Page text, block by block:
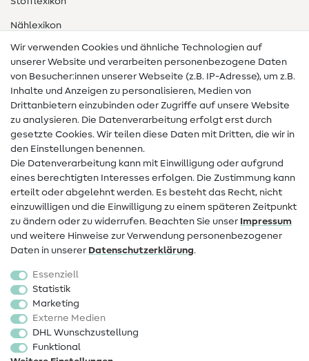
Nählexikon
Nähanleitungen
Hilfe & Kontakt
Kontakt
Infos zum Betreiberwechsel
FAQ
Widerrufsrecht
Beliebt
Stoffe
Sale
Schnittmuster
Wir verwenden Cookies und ähnliche Technologien auf
unserer Website und verarbeiten personenbezogene Daten
von Besucher:innen unserer Webseite (z.B. IP-Adresse), um z.B.
Inhalte und Anzeigen zu personalisieren, Medien von
Drittanbietern einzubinden oder Zugriffe auf unsere Website
zu analysieren. Die Datenverarbeitung erfolgt erst durch
gesetzte Cookies. Wir teilen diese Daten mit Dritten, die wir in
den Einstellungen benennen.
Die Datenverarbeitung kann mit Einwilligung oder aufgrund
eines berechtigten Interesses erfolgen. Die Zustimmung kann
erteilt oder abgelehnt werden. Es besteht das Recht, nicht
einzuwilligen und die Einwilligung zu einem späteren Zeitpunkt
zu ändern oder zu widerrufen. Beachten Sie unser Impressum
und weitere Hinweise zur Verwendung personenbezogener
Daten in unserer Daten­schutz­erklärung.
Essenziell
Statistik
Marketing
Externe Medien
DHL Wunschzustellung
Funktional